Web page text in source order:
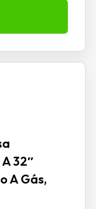
32″
A Gás,